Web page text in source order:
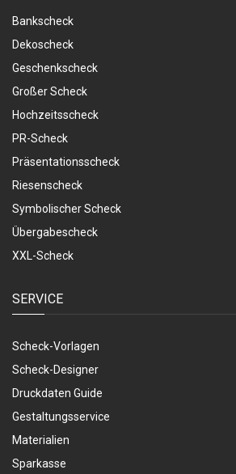
Bankscheck
Dekoscheck
Geschenkscheck
Großer Scheck
Hochzeitsscheck
PR-Scheck
Präsentationsscheck
Riesenscheck
Symbolischer Scheck
Übergabescheck
XXL-Scheck
SERVICE
Scheck-Vorlagen
Scheck-Designer
Druckdaten Guide
Gestaltungsservice
Materialien
Sparkasse